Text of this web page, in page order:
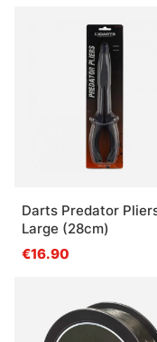
Qu’est-ce qui
de traîne ?
Darts Predator
Large (28cm)
€16.90